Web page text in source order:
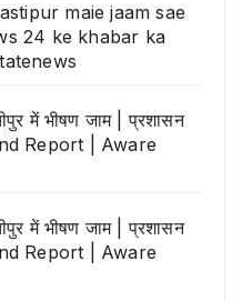
maie jaam sae
24 ke khabar ka
में भीषण जाम | प्रशासन
Report | Aware
में भीषण जाम | प्रशासन
Report | Aware